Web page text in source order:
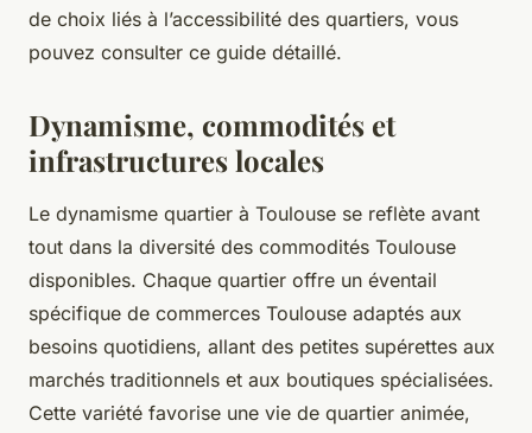
de choix liés à l’accessibilité des quartiers, vous
pouvez consulter ce guide détaillé.
Dynamisme, commodités et
infrastructures locales
Le dynamisme quartier à Toulouse se reflète avant
tout dans la diversité des commodités Toulouse
disponibles. Chaque quartier offre un éventail
spécifique de commerces Toulouse adaptés aux
besoins quotidiens, allant des petites supérettes aux
marchés traditionnels et aux boutiques spécialisées.
Cette variété favorise une vie de quartier animée,